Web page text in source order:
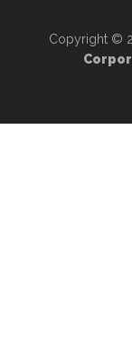
Copyright ©